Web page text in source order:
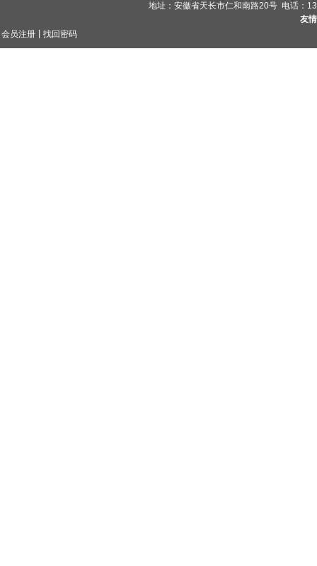
地址：安徽省天长市仁和南路20号 电话：
友
会员注册
找回密码